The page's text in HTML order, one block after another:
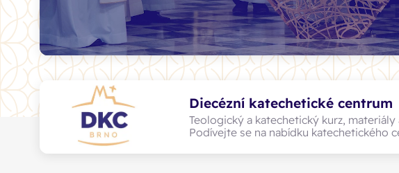
Diecézní katechetické centrum
Teologický a katechetický kurz,
Podívejte se na nabídku katechetického